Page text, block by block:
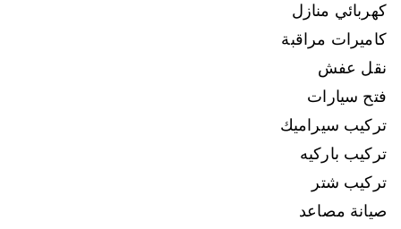
كهربائي منازل
كاميرات مراقبة
نقل عفش
فتح سيارات
تركيب سيراميك
تركيب باركيه
تركيب شتر
صيانة مصاعد